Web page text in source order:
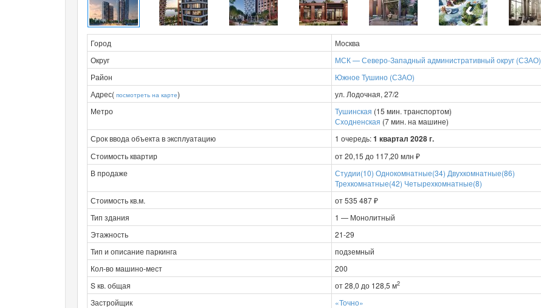
Город
Москва
Округ
МСК — Северо-Западный административный округ (СЗАО)
Район
Южное Тушино (СЗАО)
Адрес( посмотреть на карте)
ул. Лодочная, 27/2
Метро
Тушинская (15 мин. транспортом)
Сходненская (7 мин. на машине)
Срок ввода объекта в эксплуатацию
1 очередь:1 квартал 2028 г.
Стоимость квартир
от 20,15 до 117,20 млн ₽
В продаже
Студии(10) Однокомнатные(34) Двухкомнатные(86)
Трехкомнатные(42) Четырехкомнатные(8)
Стоимость кв.м.
от 535 487 ₽
Тип здания
1 — Монолитный
Этажность
21-29
Тип и описание паркинга
подземный
Кол-во машино-мест
200
S кв. общая
от 28,0 до 128,5 м2
Застройщик
«Точно»